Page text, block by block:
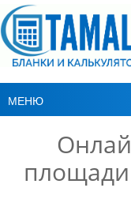
МЕНЮ